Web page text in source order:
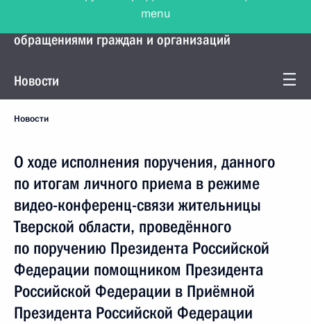
Управление Президента по работе с
обращениями граждан и организаций
Новости
Новости
О ходе исполнения поручения, данного
по итогам личного приема в режиме
видео-конференц-связи жительницы
Тверской области, проведённого
по поручению Президента Российской
Федерации помощником Президента
Российской Федерации в Приёмной
Президента Российской Федерации
menu